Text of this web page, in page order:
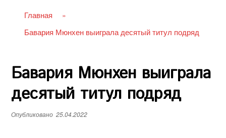
Главная »
Бавария Мюнхен выиграла десятый титул подряд
Бавария Мюнхен выиграла
десятый титул подряд
Опубликовано 25.04.2022